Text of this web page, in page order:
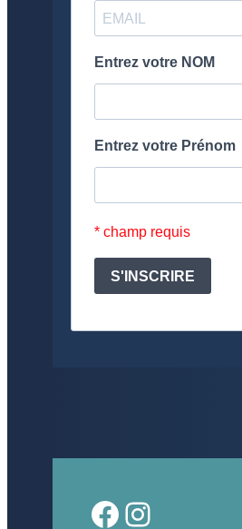
Facebook Instagram